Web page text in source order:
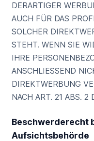
DERARTIGER
AUCH FÜR DAS
SOLCHER
STEHT. WENN SIE
IHRE
ANSCHLIESSEND
DIREKTWERBUNG
NACH ART. 21 ABS. 2
Beschwerderecht
Aufsichtsbehörde